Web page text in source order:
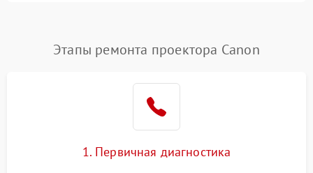
Нестабильная яркость или
контраст
4000 ₽ Подробнее →
Неравномерная подсветка
автоматическая коррекция
трапеции (Keystone)
Этапы ремонта проектора Canon
1. Первичная диагностика